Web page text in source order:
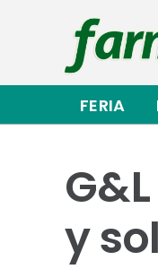
contenido
FERIA
y